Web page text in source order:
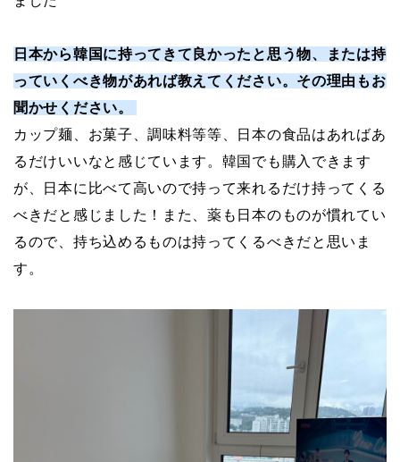
日本から韓国に持ってきて良かったと思う物、または持
っていくべき物があれば教えてください。その理由もお
聞かせください。
カップ麺、お菓子、調味料等等、日本の食品はあればあ
るだけいいなと感じています。韓国でも購入できます
が、日本に比べて高いので持って来れるだけ持ってくる
べきだと感じました！また、薬も日本のものが慣れてい
るので、持ち込めるものは持ってくるべきだと思いま
す。